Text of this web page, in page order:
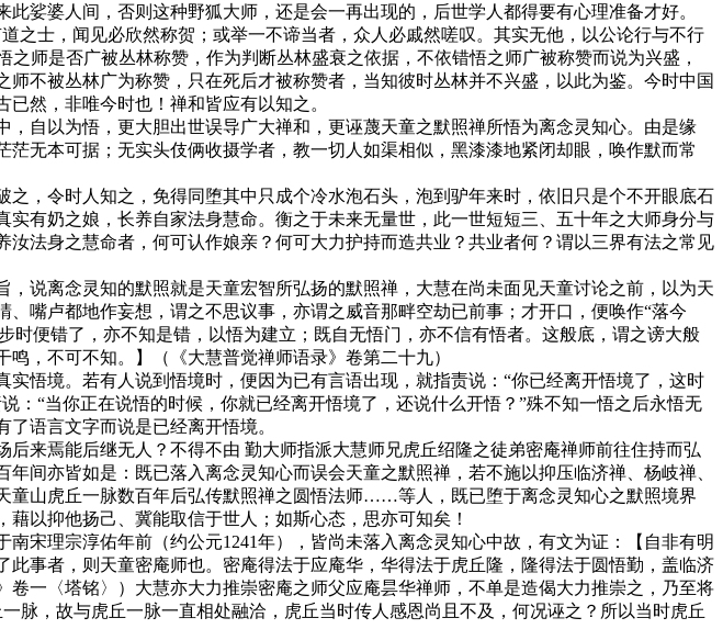
婆人间，否则这种野狐大师，还是会一再出现的，后世学人都得要有心理准备才好。
士，闻见必欣然称贺；或举一不谛当者，众人必戚然嗟叹。其实无他，以公论行与不行
师是否广被丛林称赞，作为判断丛林盛衰之依据，不依错悟之师广被称赞而说为兴盛，
不被丛林广为称赞，只在死后才被称赞者，当知彼时丛林并不兴盛，以此为鉴。今时中国
然，非唯今时也！禅和皆应有以知之。
以为悟，更大胆出世误导广大禅和，更诬蔑天童之默照禅所悟为离念灵知心。由是缘
无本可据；无实头伎俩收摄学者，教一切人如渠相似，黑漆漆地紧闭却眼，唤作默而常
令时人知之，免得同堕其中只成个冷水泡石头，泡到驴年来时，依旧只是个不开眼底石
有奶之娘，长养自家法身慧命。衡之于未来无量世，此一世短短三、五十年之大师身分与
法身之慧命者，何可认作娘亲？何可大力护持而造共业？共业者何？谓以三界有法之常见
离念灵知的默照就是天童宏智所弘扬的默照禅，大慧在尚未面见天童讨论之前，以为天
嘴卢都地作妄想，谓之不思议事，亦谓之威音那畔空劫已前事；才开口，便唤作“落今
时便错了，亦不知是错，以悟为建立；既自无悟门，亦不信有悟者。这般底，谓之谤大般
，不可不知。】（《大慧普觉禅师语录》卷第二十九）
境。若有人说到悟境时，便因为已有言语出现，就指责说：“你已经离开悟境了，这时
“当你正在说悟的时候，你就已经离开悟境了，还说什么开悟？”殊不知一悟之后永悟无
语言文字而说是已经离开悟境。
焉能后继无人？不得不由 勤大师指派大慧师兄虎丘绍隆之徒弟密庵禅师前往住持而弘
间亦皆如是：既已落入离念灵知心而误会天童之默照禅，若不施以抑压临济禅、杨岐禅、
童山虎丘一脉数百年后弘传默照禅之圆悟法师……等人，既已堕于离念灵知心之默照境界
以抑他扬己、冀能取信于世人；如斯心态，思亦可知矣！
理宗淳佑年前（约公元1241年），皆尚未落入离念灵知心中故，有文为证：【自非有明
事者，则天童密庵师也。密庵得法于应庵华，华得法于虎丘隆，隆得法于圆悟勤，盖临济
一〈塔铭〉）大慧亦大力推崇密庵之师父应庵昙华禅师，不单是造偈大力推崇之，乃至将
脉，故与虎丘一脉一直相处融洽，虎丘当时传人感恩尚且不及，何况诬之？所以当时虎丘